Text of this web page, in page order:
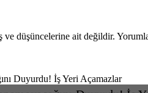
düşüncelerine ait değildir.